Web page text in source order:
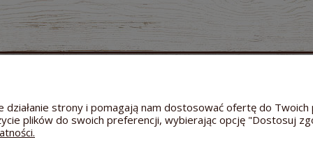
Przechowalnia
Reklamacja towaru
Bezpieczeństwo dostawy
działanie strony i pomagają nam dostosować ofertę do
plików do swoich preferencji, wybierając opcję "Dostosuj